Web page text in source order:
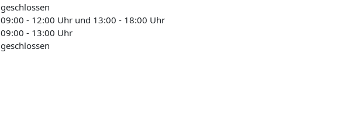
geschlossen
09:00 - 12:00 Uhr und 13:00 - 18:00 Uhr
09:00 - 13:00 Uhr
geschlossen